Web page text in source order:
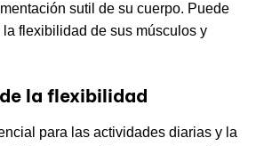
sutil de su cuerpo. Puede
flexibilidad de sus músculos y
la flexibilidad
para las actividades diarias y la